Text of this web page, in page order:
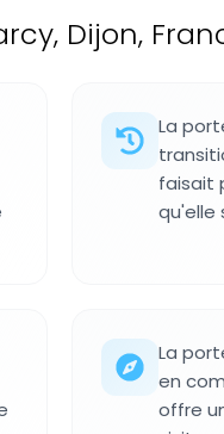
Dijon,
La
faisait
qu'elle
La
en
offre